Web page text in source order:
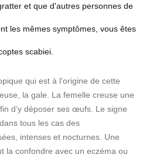
et que d'autres personnes de
les mêmes symptômes, vous êtes
scabiei.
qui est à l'origine de cette
la gale. La femelle creuse une
d‘y déposer ses œufs. Le signe
tous les cas des
intenses et nocturnes. Une
la confondre avec un eczéma ou